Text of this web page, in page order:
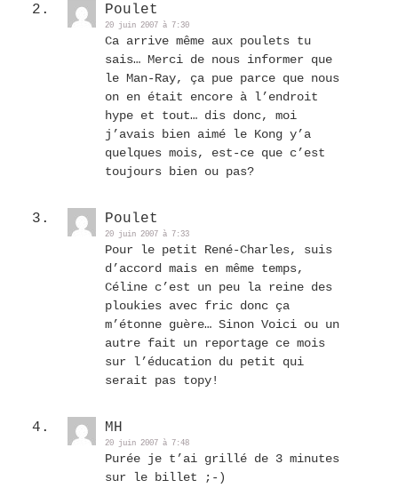
Poulet
20 juin 2007 à 7:30
Ca arrive même aux poulets tu
sais… Merci de nous informer que
le Man-Ray, ça pue parce que nous
on en était encore à l’endroit
hype et tout… dis donc, moi
j’avais bien aimé le Kong y’a
quelques mois, est-ce que c’est
toujours bien ou pas?
Poulet
20 juin 2007 à 7:33
Pour le petit René-Charles, suis
d’accord mais en même temps,
Céline c’est un peu la reine des
ploukies avec fric donc ça
m’étonne guère… Sinon Voici ou un
autre fait un reportage ce mois
sur l’éducation du petit qui
serait pas topy!
MH
20 juin 2007 à 7:48
Purée je t’ai grillé de 3 minutes
sur le billet ;-)